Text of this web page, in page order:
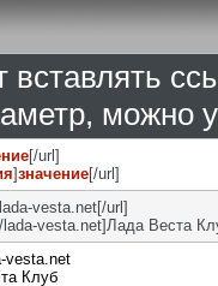
вставлять
можно
[/url]
]значение[/url]
vesta.net[/url]
lada-vesta.net]Лада Веста
vesta.net
Клуб